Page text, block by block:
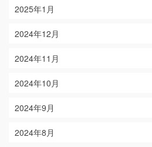
2025年1月
2024年12月
2024年11月
2024年10月
2024年9月
2024年8月